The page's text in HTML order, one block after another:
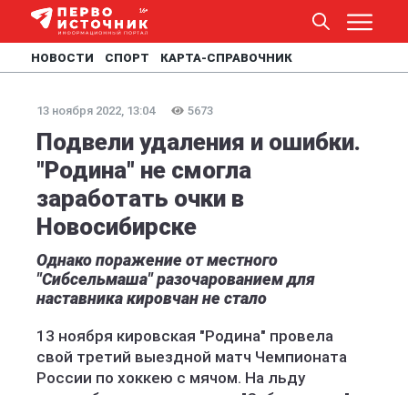
НОВОСТИ СПОРТ КАРТА-СПРАВОЧНИК
13 ноября 2022, 13:04 5673
Подвели удаления и ошибки.
"Родина" не смогла
заработать очки в
Новосибирске
Однако поражение от местного
"Сибсельмаша" разочарованием для
наставника кировчан не стало
13 ноября кировская "Родина" провела
свой третий выездной матч Чемпионата
России по хоккею с мячом. На льду